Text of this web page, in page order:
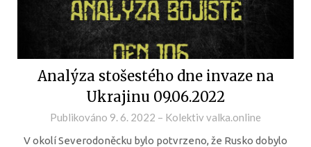
Analýza stošestého dne invaze na
Ukrajinu 09.06.2022
Publikováno 9. 6. 2022 – Kolektiv valka.online
V okolí Severodoněcku bylo potvrzeno, že Rusko dobylo